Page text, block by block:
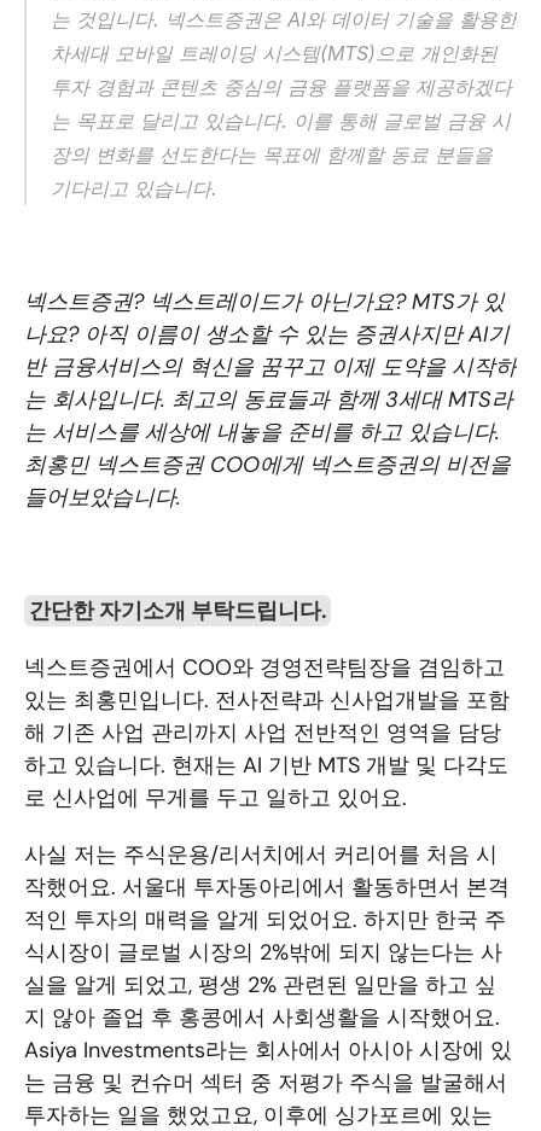
는 것입니다. 넥스트증권은 AI와 데이터 기술을 활용한
차세대 모바일 트레이딩 시스템(MTS)으로 개인화된
투자 경험과 콘텐츠 중심의 금융 플랫폼을 제공하겠다
는 목표로 달리고 있습니다. 이를 통해 글로벌 금융 시
장의 변화를 선도한다는 목표에 함께할 동료 분들을
기다리고 있습니다.
넥스트증권? 넥스트레이드가 아닌가요? MTS가 있
나요? 아직 이름이 생소할 수 있는 증권사지만 AI기
반 금융서비스의 혁신을 꿈꾸고 이제 도약을 시작하
는 회사입니다. 최고의 동료들과 함께 3세대 MTS라
는 서비스를 세상에 내놓을 준비를 하고 있습니다.
최홍민 넥스트증권 COO에게 넥스트증권의 비전을
들어보았습니다.
간단한 자기소개 부탁드립니다.
넥스트증권에서 COO와 경영전략팀장을 겸임하고
있는 최홍민입니다. 전사전략과 신사업개발을 포함
해 기존 사업 관리까지 사업 전반적인 영역을 담당
하고 있습니다. 현재는 AI 기반 MTS 개발 및 다각도
로 신사업에 무게를 두고 일하고 있어요.
사실 저는 주식운용/리서치에서 커리어를 처음 시
작했어요. 서울대 투자동아리에서 활동하면서 본격
적인 투자의 매력을 알게 되었어요. 하지만 한국 주
식시장이 글로벌 시장의 2%밖에 되지 않는다는 사
실을 알게 되었고, 평생 2% 관련된 일만을 하고 싶
지 않아 졸업 후 홍콩에서 사회생활을 시작했어요.
Asiya Investments라는 회사에서 아시아 시장에 있
는 금융 및 컨슈머 섹터 중 저평가 주식을 발굴해서
투자하는 일을 했었고요, 이후에 싱가포르에 있는